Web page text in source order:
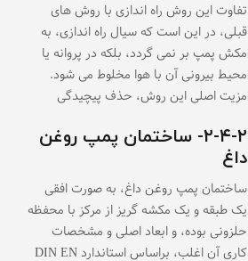
تفاوت این روش راه اندازی با روش های
قبلی، در این است که سیال راه اندازی، به
مکش پمپ بر نمی گردد، بلکه در پروانه یا
محیط بیرونی آن با هوا مخلوط می شود.
مزیت اصلی این روش، حذف پیچیدگی
۲-۴-۲- ساختمان پمپ روغن
داغ
ساختمان پمپ روغن داغ، به صورت افقی
یک طبقه و یک مکشه گریز از مرکز با محفظه
حلزونی بوده، و ابعاد اصلی و مشخصات
کاری آن اغلب، براساس استاندارد DIN EN